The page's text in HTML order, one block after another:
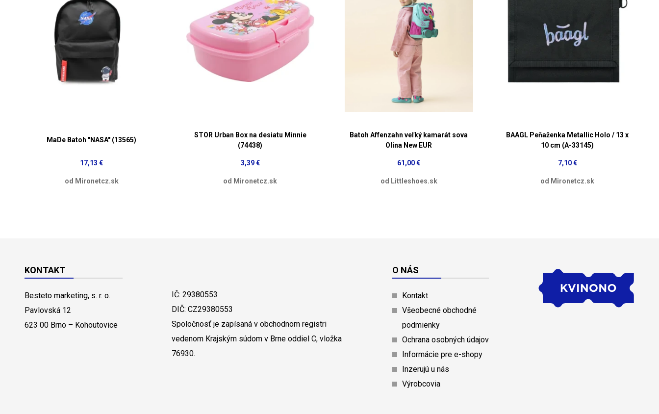
MaDe Batoh "NASA" (13565)
17,13 €
od Mironetcz.sk
STOR Urban Box na desiatu Minnie
(74438)
3,39 €
od Mironetcz.sk
Batoh Affenzahn veľký kamarát sova
Olina New EUR
61,00 €
od Littleshoes.sk
BAAGL Peňaženka Metallic Holo / 13 x
10 cm (A-33145)
7,10 €
od Mironetcz.sk
KONTAKT
Besteto marketing, s. r. o.
Pavlovská 12
623 00 Brno – Kohoutovice
IČ: 29380553
DIČ: CZ29380553
Spoločnosť je zapísaná v obchodnom registri
vedenom Krajským súdom v Brne oddiel C, vložka
76930.
O NÁS
Kontakt
Všeobecné obchodné
podmienky
Ochrana osobných údajov
Informácie pre e-shopy
Inzerujú u nás
Výrobcovia